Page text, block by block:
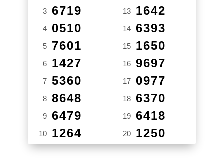
3 6719
4 0510
5 7601
6 1427
7 5360
8 8648
9 6479
10 1264
13 1642
14 6393
15 1650
16 9697
17 0977
18 6370
19 6418
20 1250